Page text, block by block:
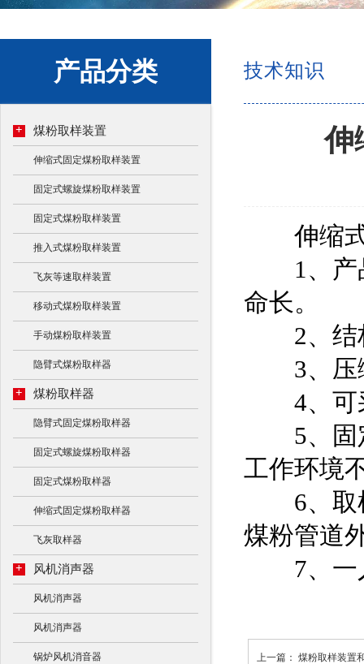
产品分类
+ 煤粉取样装置
伸缩式固定煤粉取样装置
固定式螺旋煤粉取样装置
固定式煤粉取样装置
推入式煤粉取样装置
飞灰等速取样装置
移动式煤粉取样装置
手动煤粉取样装置
隐臂式煤粉取样器
+ 煤粉取样器
隐臂式固定煤粉取样器
固定式螺旋煤粉取样器
固定式煤粉取样器
伸缩式固定煤粉取样器
飞灰取样器
+ 风机消声器
风机消声器
风机消声器
锅炉风机消音器
技术知识
伸
伸缩式
1、产品
命长。
2、结
3、压缩
4、可采
5、固定
工作环境
6、取样
煤粉管道
7、一人
上一篇： 煤粉取样装置